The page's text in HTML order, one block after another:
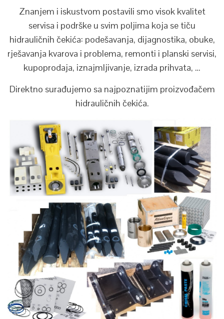
Znanjem i iskustvom postavili smo visok kvalitet
servisa i podrške u svim poljima koja se tiču
hidrauličnih čekića: podešavanja, dijagnostika, obuke,
rješavanja kvarova i problema, remonti i planski servisi,
kupoprodaja, iznajmljivanje, izrada prihvata, …
Direktno surađujemo sa najpoznatijim proizvođačem
hidrauličnih čekića.